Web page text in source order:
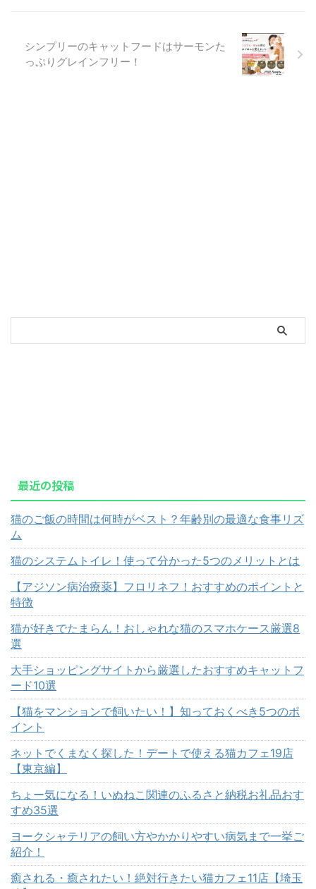
シンプリーのキャットフードはサーモンた
っぷりグレインフリー！
最近の投稿
猫のご飯の時間は何時がベスト？年齢別の最適な食事リズ
ム
猫のシステムトイレ！使って分かった5つのメリットとは
【アジソン病治療薬】フロリネフ！おすすめのポイントと
特徴
猫が好きでたまらん！おしゃれな猫のスマホケース厳選8
選
大手ショッピングサイトから厳選したおすすめキャットフ
ード10選
【猫をマンションで飼いたい！】知っておくべき5つのポ
イント
ネットでくまなく探した！デートで使える猫カフェ19店
【東京編】
ちょー気になる！いぬねこ関連のふるさと納税お礼品おす
すめ35選
ヨークシャテリアの飼い方やかかりやすい病気まで一挙ご
紹介！
癒される・癒されたい！絶対行きたい猫カフェ11店【埼玉